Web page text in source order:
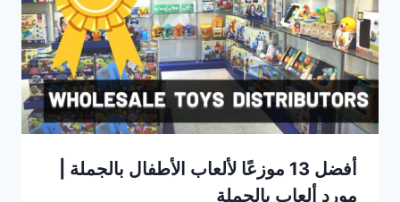
أفضل 13 موزعًا لألعاب الأطفال بالجملة |
مورد ألعاب بالجملة